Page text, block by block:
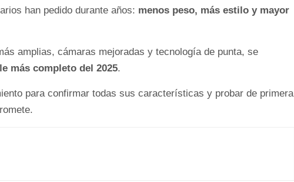
han pedido durante años: menos peso, más estilo y mayor
amplias, cámaras mejoradas y tecnología de punta, se
más completo del 2025.
para confirmar todas sus características y probar de primera